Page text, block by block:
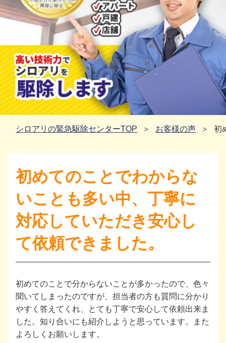
シロアリの緊急駆除センターTOP お客様の声 初
初めてのことでわからな
いことも多い中、丁寧に
対応していただき安心し
て依頼できました。
初めてのことで分からないことが多かったので、色々
聞いてしまったのですが、担当者の方も質問に分かり
やすく答えてくれ、とても丁寧で安心して依頼出来ま
した。知り合いにも紹介しようと思っています。また
よろしくお願いします。